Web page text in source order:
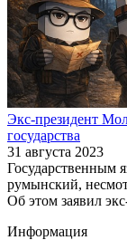
Экс-президент
государства
31 августа 2023
Государственным
румынский,
Об этом заявил
Информация